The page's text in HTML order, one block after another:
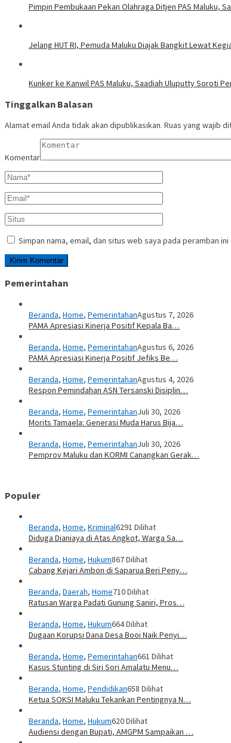
Pimpin Pembukaan Pekan Olahraga Ditjen PAS Maluku,
Jelang HUT RI, Pemuda Maluku Diajak Bangkit Lewat
Kunker ke Kanwil PAS Maluku, Saadiah Uluputty Soroti
Tinggalkan Balasan
Alamat email Anda tidak akan dipublikasikan. Ruas yang wajib
Komentar
Simpan nama, email, dan situs web saya pada peramban
Pemerintahan
Beranda, Home, PemerintahanAgustus 7, 2026
PAMA Apresiasi Kinerja Positif Kepala Ba…
Beranda, Home, PemerintahanAgustus 6, 2026
PAMA Apresiasi Kinerja Positif Jefiks Be…
Beranda, Home, PemerintahanAgustus 4, 2026
Respon Pemindahan ASN Tersanski Disiplin…
Beranda, Home, PemerintahanJuli 30, 2026
Morits Tamaela: Generasi Muda Harus Bija…
Beranda, Home, PemerintahanJuli 30, 2026
Pemprov Maluku dan KORMI Canangkan Gerak…
Populer
Beranda, Home, Kriminal6291 Dilihat
Diduga Dianiaya di Atas Angkot, Warga Sa…
Beranda, Home, Hukum867 Dilihat
Cabang Kejari Ambon di Saparua Beri Peny…
Beranda, Daerah, Home710 Dilihat
Ratusan Warga Padati Gunung Saniri, Pros…
Beranda, Home, Hukum664 Dilihat
Dugaan Korupsi Dana Desa Booi Naik Penyi…
Beranda, Home, Pemerintahan661 Dilihat
Kasus Stunting di Siri Sori Amalatu Menu…
Beranda, Home, Pendidikan658 Dilihat
Ketua SOKSI Maluku Tekankan Pentingnya N…
Beranda, Home, Hukum620 Dilihat
Audiensi dengan Bupati, AMGPM Sampaikan …